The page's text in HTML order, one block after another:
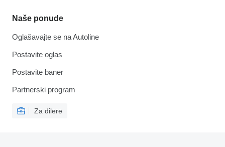
Naše ponude
Oglašavajte se na Autoline
Postavite oglas
Postavite baner
Partnerski program
Za dilere